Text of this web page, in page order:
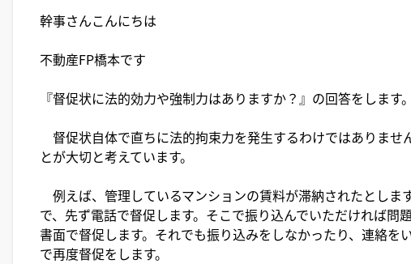
幹事さんこんにちは
不動産FP橋本です
『督促状に法的効力や強制力はありますか？』の回答をします。
督促状自体で直ちに法的拘束力を発生するわけではありませ
とが大切と考えています。
例えば、管理しているマンションの賃料が滞納されたとしま
で、先ず電話で督促します。そこで振り込んでいただければ問
書面で督促します。それでも振り込みをしなかったり、連絡を
で再度督促をします。